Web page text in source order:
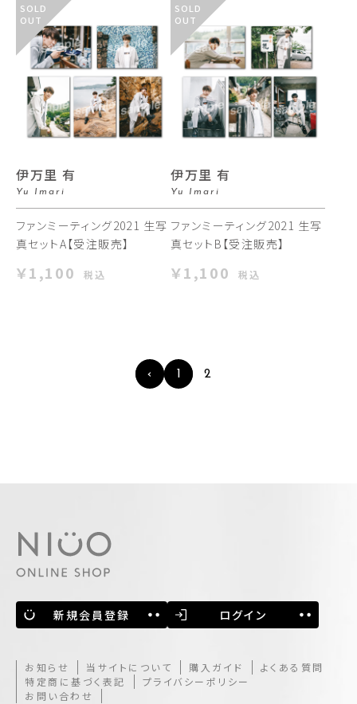
SOLD
OUT
伊万里 有
Yu Imari
ファンミーティング2021 生写
真セットA【受注販売】
￥1,100 税込
SOLD
OUT
伊万里 有
Yu Imari
ファンミーティング2021 生写
真セットB【受注販売】
￥1,100 税込
‹ 1 2
新規会員登録 ログイン
お知らせ 当サイトについて 購入ガイド
よくある質問
特定商に基づく表記
プライバシーポリシー
お問い合わせ